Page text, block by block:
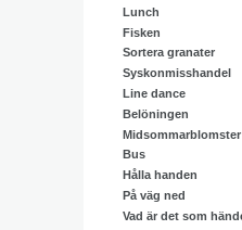
Lunch
Fisken
Sortera granater
Syskonmisshandel
Line dance
Belöningen
Midsommarblomster
Bus
Hålla handen
På väg ned
Vad är det som